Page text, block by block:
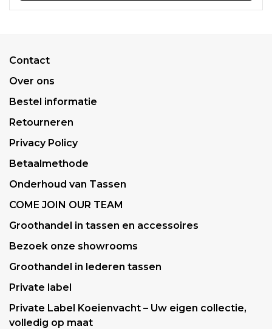
Contact
Over ons
Bestel informatie
Retourneren
Privacy Policy
Betaalmethode
Onderhoud van Tassen
COME JOIN OUR TEAM
Groothandel in tassen en accessoires
Bezoek onze showrooms
Groothandel in lederen tassen
Private label
Private Label Koeienvacht – Uw eigen collectie,
volledig op maat